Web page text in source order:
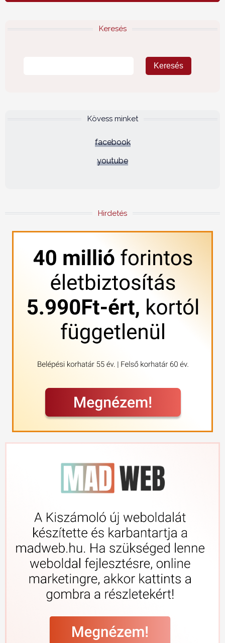
Keresés
Kövess minket
facebook
youtube
Hirdetés